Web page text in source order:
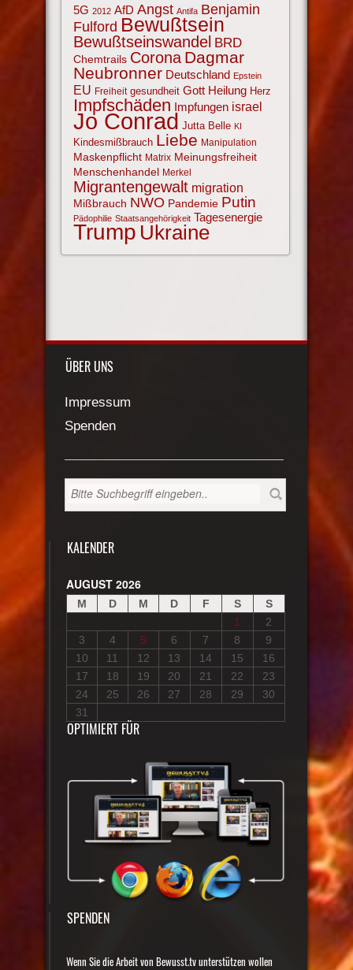
5G 2012 AfD Angst Antifa Benjamin
Fulford Bewußtsein
Bewußtseinswandel BRD
Chemtrails Corona Dagmar
Neubronner Deutschland Epstein
EU Freiheit gesundheit Gott Heilung Herz
Impfschäden Impfungen israel
Jo Conrad Jutta Belle KI
Kindesmißbrauch Liebe Manipulation
Maskenpflicht Matrix Meinungsfreiheit
Menschenhandel Merkel
Migrantengewalt migration
Mißbrauch NWO Pandemie Putin
Pädophilie Staatsangehörigkeit Tagesenergie
Trump Ukraine
ÜBER UNS
Impressum
Spenden
KALENDER
AUGUST 2026
M D M D F S
S
1
2
3
4 5 6 7 8
9
10
11 12 13 14 15
16
17
18 19 20 21 22
23
24
25 26 27 28 29
30
31
OPTIMIERT FÜR
SPENDEN
Wenn Sie die Arbeit von Bewusst.tv unterstützen wollen